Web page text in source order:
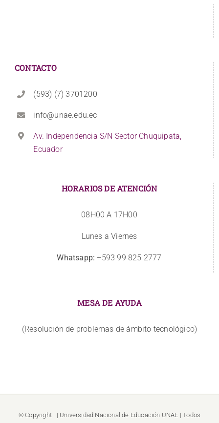
CONTACTO
(593) (7) 3701200
info@unae.edu.ec
Av. Independencia S/N Sector Chuquipata,
Ecuador
HORARIOS DE ATENCIÓN
08H00 A 17H00
Lunes a Viernes
Whatsapp: +593 99 825 2777
MESA DE AYUDA
(Resolución de problemas de ámbito tecnológico)
© Copyright | Universidad Nacional de Educación UNAE | Todos